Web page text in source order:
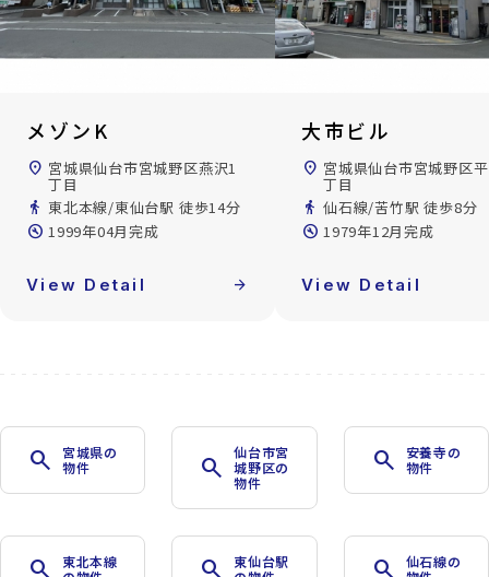
メゾンK
location_on 宮城県仙台市宮城野区燕沢1
丁目
directions_walk 東北本線/東仙台駅 徒歩14分
build_circle 1999年04月完成
View Detail arrow_forward
大市ビル
location_on 宮城県仙台市宮城野区
丁目
directions_walk 仙石線/苦竹駅 徒歩8分
build_circle 1979年12月完成
View Detail
search
宮城県の
物件
search
仙台市宮
城野区の
物件
search
安養寺の
物件
search
東北本線
search
東仙台駅
search
仙石線の